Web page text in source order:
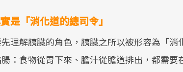
是「消化道的總司令」
理解胰臟的角色，胰臟之所以被形容為「消
：食物從胃下來、膽汁從膽道排出，都需要